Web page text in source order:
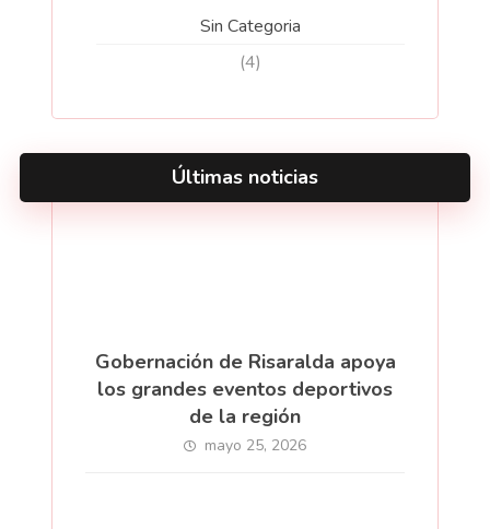
Sin Categoria
(4)
Últimas noticias
Gobernación de Risaralda apoya
los grandes eventos deportivos
de la región
mayo 25, 2026